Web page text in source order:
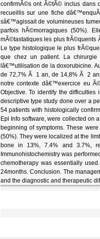
confirmÃ©s ont Ã©tÃ© inclus dans
recueillis sur une fiche
sâ€™agissait de volumineuses
parfois hÃ©morragiques (50%).
mÃ©tastatiques les plus frÃ©quents
Le type histologique le plus
que chez un patient. La
lâ€™utilisation de la doxorubicine.
de 72,7% Ã 1 an, de 14,8% Ã 2
notre contexte dâ€™exercice eu
Objective. To identify the
descriptive type study done over a
54 patients with histologically
Epi Info software, were collected on
beginning of symptoms. These
(50%). They were localized at the
bone in 13%, 7.4% and 3.7%,
Immunohistochemistry was
chemotherapy was essentially
24months. Conclusion. The
and the diagnostic and therapeutic